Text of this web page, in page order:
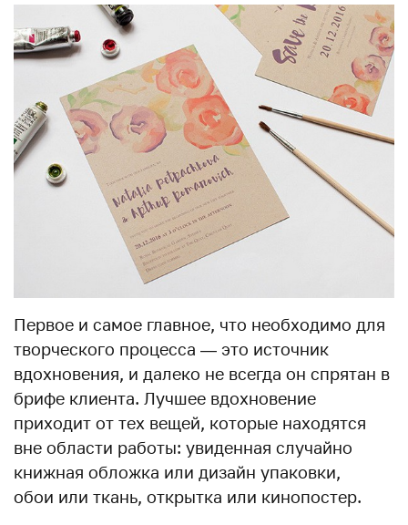
Первое и самое главное, что необходимо для
творческого процесса — это источник
вдохновения, и далеко не всегда он спрятан в
брифе клиента. Лучшее вдохновение
приходит от тех вещей, которые находятся
вне области работы: увиденная случайно
книжная обложка или дизайн упаковки,
обои или ткань, открытка или кинопостер.